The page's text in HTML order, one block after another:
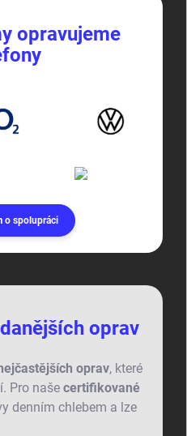
opravujeme
o spolupráci
oprav
oprav, které
Pro naše certifikované
denním chlebem a lze